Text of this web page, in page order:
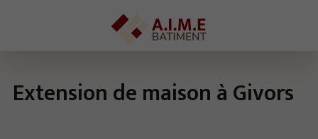
Extension de maison à Givors